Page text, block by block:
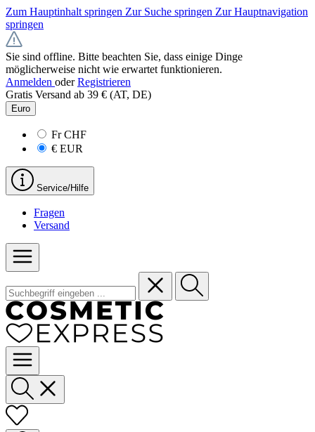
Zum Hauptinhalt springen Zur Suche springen Zur Hauptnavigation
springen
Sie sind offline. Bitte beachten Sie, dass einige Dinge
möglicherweise nicht wie erwartet funktionieren.
Anmelden oder Registrieren
Gratis Versand ab 39 € (AT, DE)
Euro
FrCHF
€ EUR
Service/Hilfe
Fragen
Versand